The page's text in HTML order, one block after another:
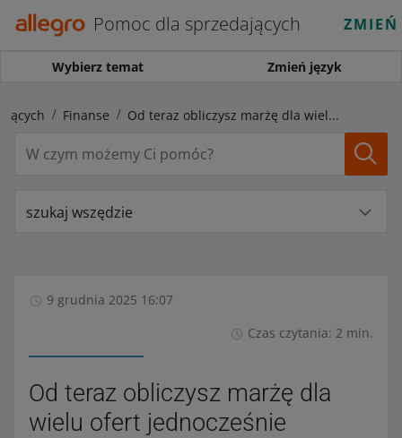
Pomoc dla sprzedających
Wybierz temat Zmień język
Finanse Od teraz obliczysz marżę dla wielu ofert jednocześnie
szukaj wszędzie
9 grudnia 2025 16:07
Czas czytania: 2 min.
Od teraz obliczysz marżę dla
wielu ofert jednocześnie